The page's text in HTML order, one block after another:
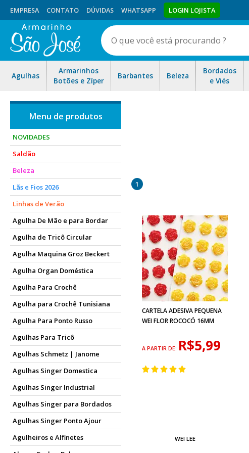
EMPRESA CONTATO DÚVIDAS WHATSAPP LOGIN LOJISTA
Agulhas
Armarinhos
Botões e Zíper
Barbantes Beleza
Bordados
e Viés
NOVIDADES
Saldão
Beleza
Lãs e Fios 2026
Linhas de Verão
Agulha De Mão e para Bordar
Agulha de Tricô Circular
Agulha Maquina Groz Beckert
Agulha Organ Doméstica
Agulha Para Crochê
Agulha para Crochê Tunisiana
Agulha Para Ponto Russo
Agulhas Para Tricô
Agulhas Schmetz | Janome
Agulhas Singer Domestica
Agulhas Singer Industrial
Agulhas Singer para Bordados
Agulhas Singer Ponto Ajour
Agulheiros e Alfinetes
1
CARTELA ADESIVA PEQUENA
WEI FLOR ROCOCÓ 16MM
A PARTIR DE: R$5,99
WEI LEE